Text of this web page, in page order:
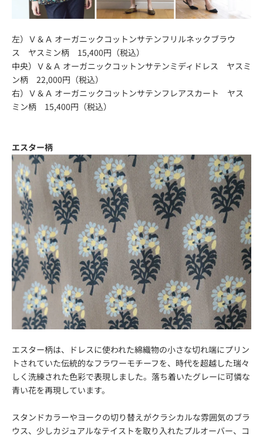
左） Ｖ＆Ａ オーガニックコットンサテンフリルネックブラウ
ス ヤスミン柄 15,400円（税込）
中央） Ｖ＆Ａ オーガニックコットンサテンミディドレス ヤスミ
ン柄 22,000円（税込）
右） Ｖ＆Ａ オーガニックコットンサテンフレアスカート ヤス
ミン柄 15,400円（税込）
エスター柄
エスター柄は、ドレスに使われた綿織物の小さな切れ端にプリン
トされていた伝統的なフラワーモチーフを、時代を超越した瑞々
しく洗練された色彩で表現しました。落ち着いたグレーに可憐な
青い花を再現しています。
スタンドカラーやヨークの切り替えがクラシカルな雰囲気のブラ
ウス、少しカジュアルなテイストを取り入れたプルオーバー、コ